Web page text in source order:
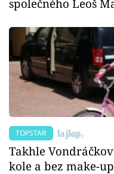
společného Leoš
TOPSTAR
Takhle
kole a bez make-